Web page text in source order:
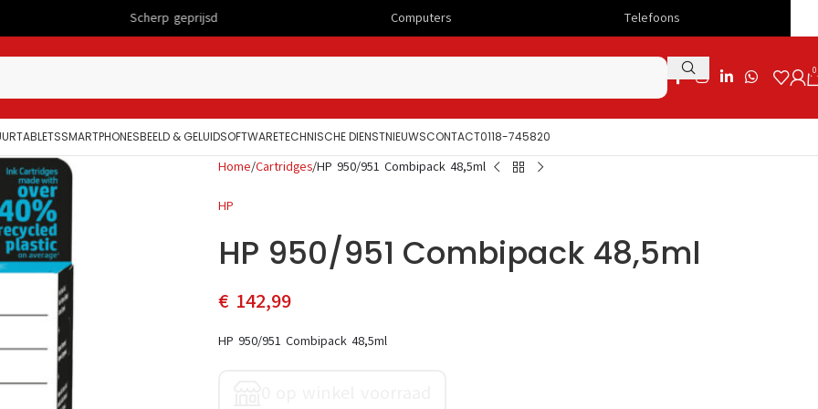
0
TABLETSSMARTPHONESBEELD & GELUIDSOFTWARETECHNISCHE DIENSTNIEUWSCONTACT0118-745820
Home Cartridges HP 950/951 Combipack 48,5ml
HP
HP 950/951 Combipack 48,5ml
€ 142,99
HP 950/951 Combipack 48,5ml